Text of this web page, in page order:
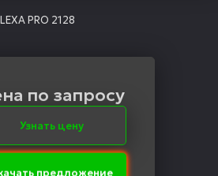
PRO 2128
по запросу
Узнать цену
предложение